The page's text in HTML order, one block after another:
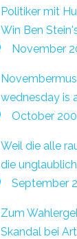
Politiker mit
Win Ben
November
wednesday is
October
Weil die alle
die
September
Zum
Skandal bei